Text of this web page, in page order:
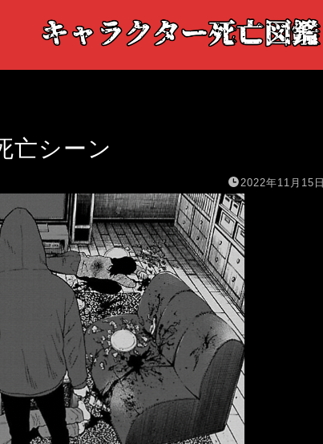
亡シーン
2022年11月15日